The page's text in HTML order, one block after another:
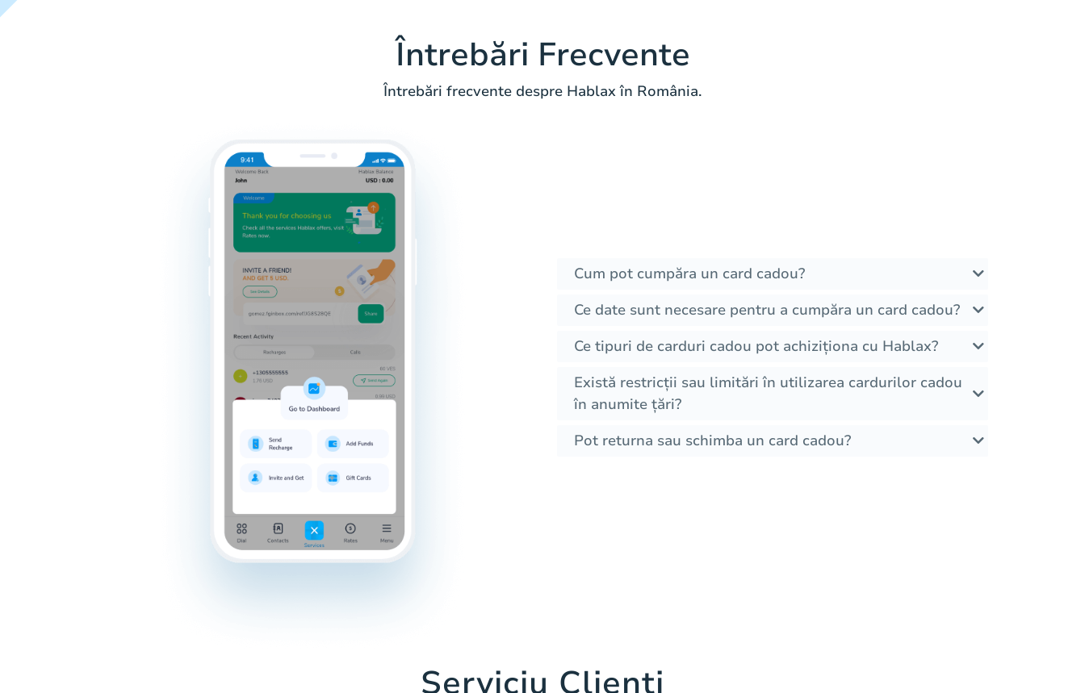
Întrebări Frecvente
Întrebări frecvente despre Hablax în România.
Cum pot cumpăra un card cadou?
Ce date sunt necesare pentru a cumpăra un card cadou?
Ce tipuri de carduri cadou pot achiziționa cu Hablax?
Există restricții sau limitări în utilizarea cardurilor cadou
în anumite țări?
Pot returna sau schimba un card cadou?
Serviciu Clienți